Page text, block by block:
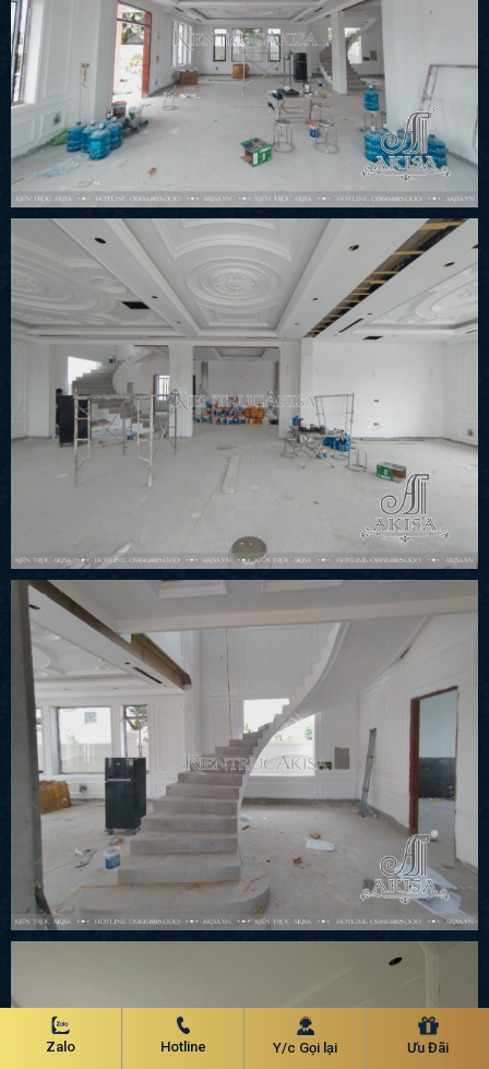
Zalo Hotline Y/c Gọi lại Ưu Đãi